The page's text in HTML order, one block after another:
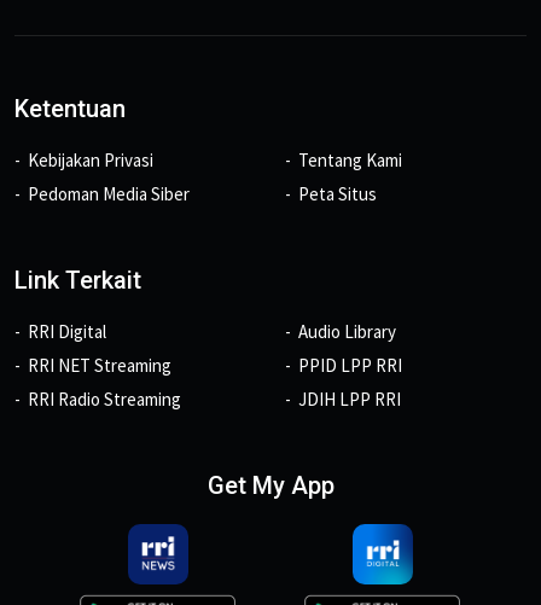
Ketentuan
Kebijakan Privasi
Pedoman Media Siber
Tentang Kami
Peta Situs
Link Terkait
RRI Digital
RRI NET Streaming
RRI Radio Streaming
Audio Library
PPID LPP RRI
JDIH LPP RRI
Get My App